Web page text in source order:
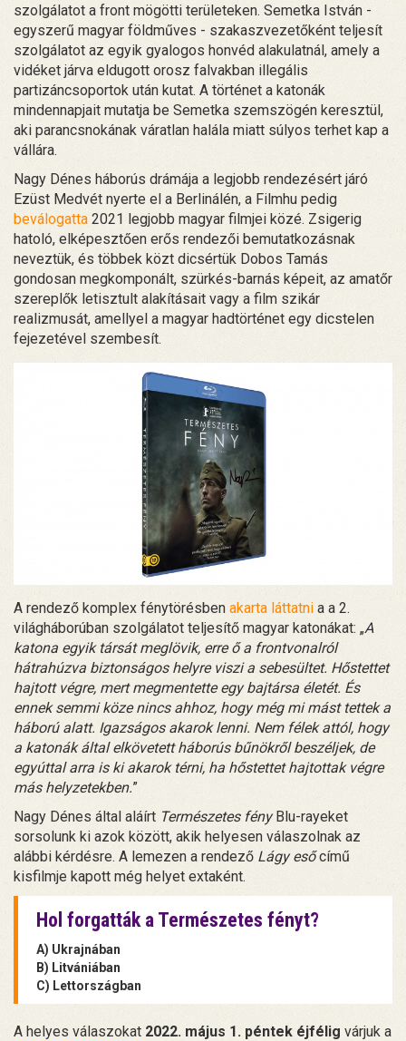
szolgálatot a front mögötti területeken. Semetka István -
egyszerű magyar földműves - szakaszvezetőként teljesít
szolgálatot az egyik gyalogos honvéd alakulatnál, amely a
vidéket járva eldugott orosz falvakban illegális
partizáncsoportok után kutat. A történet a katonák
mindennapjait mutatja be Semetka szemszögén keresztül,
aki parancsnokának váratlan halála miatt súlyos terhet kap a
vállára.
Nagy Dénes háborús drámája a legjobb rendezésért járó
Ezüst Medvét nyerte el a Berlinálén, a Filmhu pedig
beválogatta 2021 legjobb magyar filmjei közé. Zsigerig
hatoló, elképesztően erős rendezői bemutatkozásnak
neveztük, és többek közt dicsértük Dobos Tamás
gondosan megkomponált, szürkés-barnás képeit, az amatőr
szereplők letisztult alakításait vagy a film szikár
realizmusát, amellyel a magyar hadtörténet egy dicstelen
fejezetével szembesít.
A rendező komplex fénytörésben akarta láttatni a a 2.
világháborúban szolgálatot teljesítő magyar katonákat: „A
katona egyik társát meglövik, erre ő a frontvonalról
hátrahúzva biztonságos helyre viszi a sebesültet. Hőstettet
hajtott végre, mert megmentette egy bajtársa életét. És
ennek semmi köze nincs ahhoz, hogy még mi mást tettek a
háború alatt. Igazságos akarok lenni. Nem félek attól, hogy
a katonák által elkövetett háborús bűnökről beszéljek, de
egyúttal arra is ki akarok térni, ha hőstettet hajtottak végre
más helyzetekben.”
Nagy Dénes által aláírt Természetes fényBlu-rayeket
sorsolunk ki azok között, akik helyesen válaszolnak az
alábbi kérdésre. A lemezen a rendező Lágy esőcímű
kisfilmje kapott még helyet extaként.
Hol forgatták a Természetes fényt?
A) Ukrajnában
B) Litvániában
C) Lettországban
A helyes válaszokat 2022. május 1. péntek éjfélig várjuk a